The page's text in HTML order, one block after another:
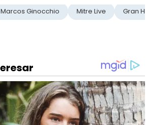
Marcos Ginocchio Mitre Live Gran